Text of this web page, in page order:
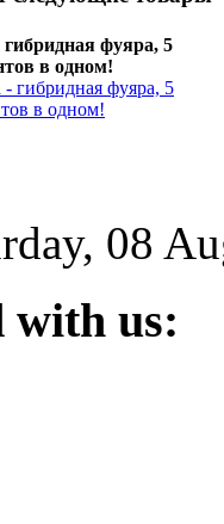
фуяра, 5
в одном!
08
with us: